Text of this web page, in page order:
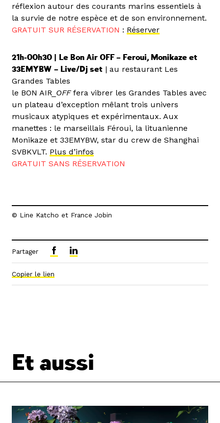
réflexion autour des courants marins essentiels à
la survie de notre espèce et de son environnement.
GRATUIT SUR RÉSERVATION : Réserver
21h-00h30 | Le Bon Air OFF – Feroui, Monikaze et
33EMYBW – Live/Dj set | au restaurant Les
Grandes Tables
le BON AIR_ OFF fera vibrer les Grandes Tables avec
un plateau d’exception mêlant trois univers
musicaux atypiques et expérimentaux. Aux
manettes : le marseillais Féroui, la lituanienne
Monikaze et 33EMYBW, star du crew de Shanghai
SVBKVLT. Plus d’infos
GRATUIT SANS RÉSERVATION
© Line Katcho et France Jobin
Partager
Copier le lien
Et aussi